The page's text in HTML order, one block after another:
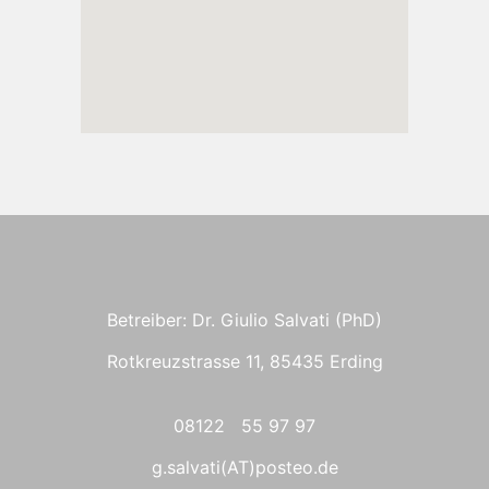
Betreiber: Dr. Giulio Salvati (PhD)
Rotkreuzstrasse 11, 85435 Erding
08122 55 97 97
g.salvati(AT)posteo.de